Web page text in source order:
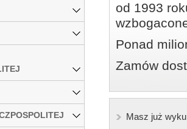
od 1993
Ponad
Zamów
Masz już